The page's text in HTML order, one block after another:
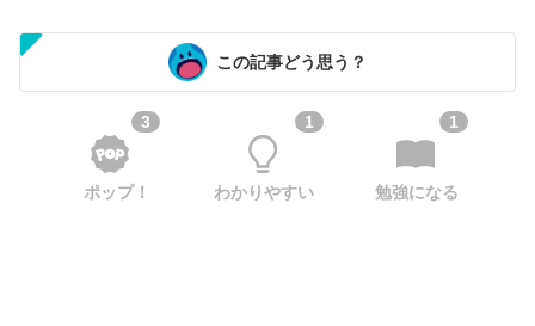
この記事どう思う？
3
ポップ！
1
わかりやすい
1
勉強になる